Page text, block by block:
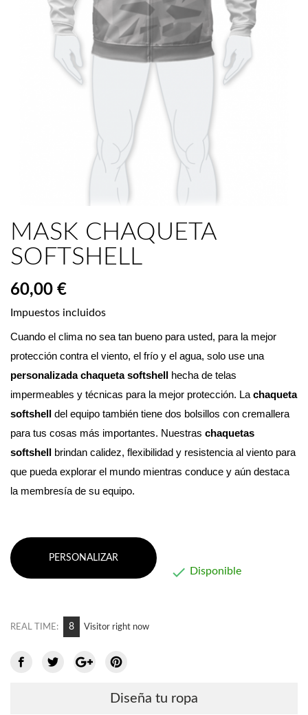
MASK CHAQUETA
SOFTSHELL
60,00 €
Impuestos incluidos
Cuando el clima no sea tan bueno para usted, para la mejor
protección contra el viento, el frío y el agua, solo use una
personalizada chaqueta softshell
hecha de telas
impermeables y técnicas para la mejor protección. La chaqueta
softshell
del equipo también tiene dos bolsillos con cremallera
para tus cosas más importantes. Nuestras chaquetas
softshell
brindan calidez, flexibilidad y resistencia al viento para
que pueda explorar el mundo mientras conduce y aún destaca
la membresía de su equipo.
PERSONALIZAR
 Disponible
REAL TIME: 12 Visitor right now
Diseña tu ropa